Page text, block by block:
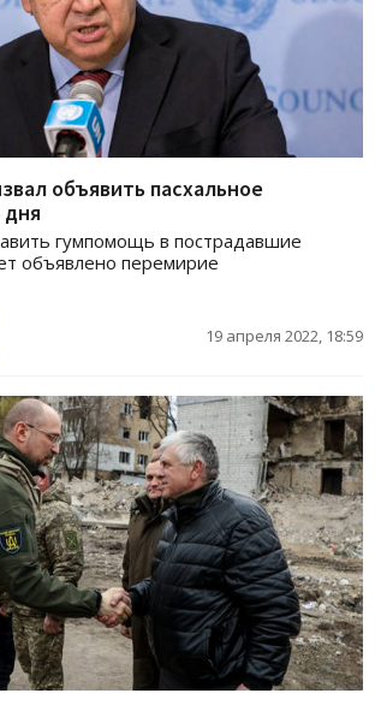
объявить пасхальное
гумпомощь в пострадавшие
объявлено перемирие
19 апреля 2022, 18:59